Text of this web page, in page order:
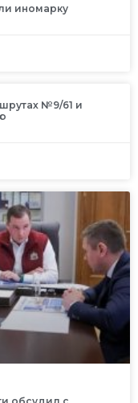
иномарку
№9/61 и